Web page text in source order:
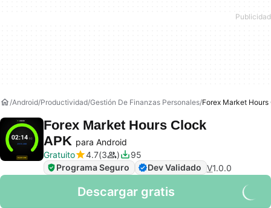
Android Productividad Gestión De Finanzas Personales Forex Market
Forex Market Hours Clock
APK para Android
Gratuito
4.7 3
95
Programa Seguro
Dev Validado V1.0.0
Descargar gratis